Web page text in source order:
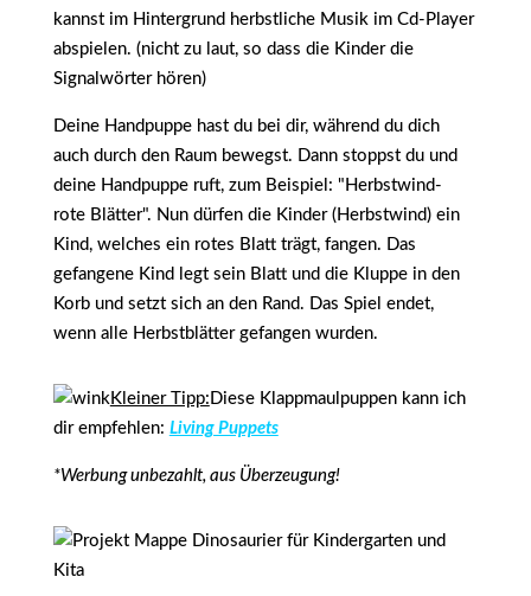
kannst im Hintergrund herbstliche Musik im Cd-Player
abspielen. (nicht zu laut, so dass die Kinder die
Signalwörter hören)
Deine Handpuppe hast du bei dir, während du dich
auch durch den Raum bewegst. Dann stoppst du und
deine Handpuppe ruft, zum Beispiel: "Herbstwind-
rote Blätter". Nun dürfen die Kinder (Herbstwind) ein
Kind, welches ein rotes Blatt trägt, fangen. Das
gefangene Kind legt sein Blatt und die Kluppe in den
Korb und setzt sich an den Rand. Das Spiel endet,
wenn alle Herbstblätter gefangen wurden.
Kleiner Tipp: Diese Klappmaulpuppen kann ich
dir empfehlen: Living Puppets
*Werbung unbezahlt, aus Überzeugung!